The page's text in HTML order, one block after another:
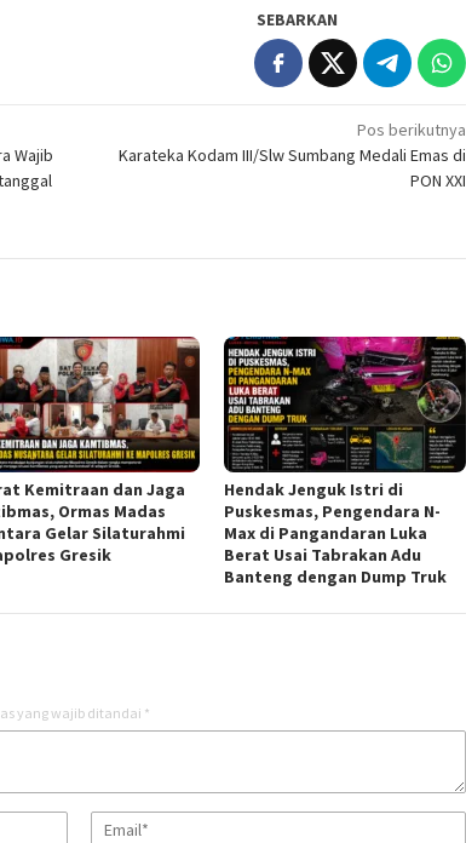
SEBARKAN
Wajib
Pos berikutnya
Karateka Kodam III/Slw Sumbang Medali Emas di
PON XXI
Kemitraan dan Jaga
Ormas Madas
Gelar Silaturahmi
Gresik
Hendak Jenguk Istri di
Puskesmas, Pengendara N-
Max di Pangandaran Luka
Berat Usai Tabrakan Adu
Banteng dengan Dump Truk
yang wajib ditandai *